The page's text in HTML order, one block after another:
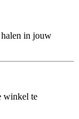
halen in jouw
winkel te